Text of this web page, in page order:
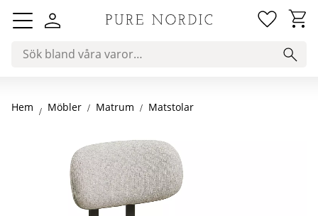
Meny
Hem Möbler Matrum Matstolar